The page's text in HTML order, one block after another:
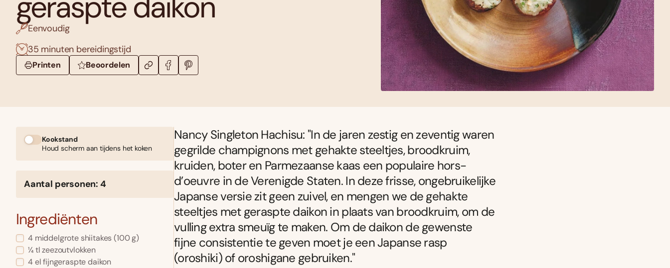
Eenvoudig
35 minuten bereidingstijd
Printen Beoordelen
Kookstand
Houd scherm aan tijdens het koken
Aantal personen: 4
Ingrediënten
4 middelgrote shiitakes (100 g)
¼ tl zeezoutvlokken
4 el fijngeraspte daikon
Nancy Singleton Hachisu: "In de jaren zestig en zeventig waren
gegrilde champignons met gehakte steeltjes, broodkruim,
kruiden, boter en Parmezaanse kaas een populaire hors-
d’oeuvre in de Verenigde Staten. In deze frisse, ongebruikelijke
Japanse versie zit geen zuivel, en mengen we de gehakte
steeltjes met geraspte daikon in plaats van broodkruim, om de
vulling extra smeuïg te maken. Om de daikon de gewenste
fijne consistentie te geven moet je een Japanse rasp
(oroshiki) of oroshigane gebruiken."